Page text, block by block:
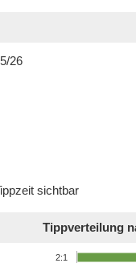
26
sichtbar
Tippverteilung
2:1